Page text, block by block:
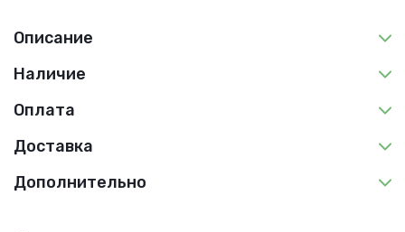
Описание
Наличие
Оплата
Доставка
Дополнительно